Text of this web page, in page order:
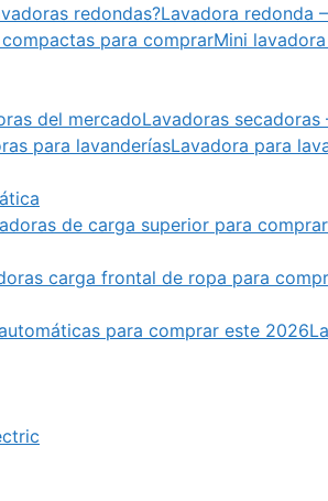
Lavadora redonda
Mini
Lavadoras
Lavadora para